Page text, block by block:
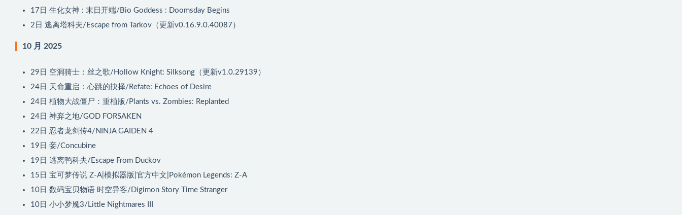
17日 生化女神 : 末日开端/Bio Goddess : Doomsday Begins
2日 逃离塔科夫/Escape from Tarkov（更新v0.16.9.0.40087）
10 月 2025
29日 空洞骑士：丝之歌/Hollow Knight: Silksong（更新v1.0.29139）
24日 天命重启：心跳的抉择/Refate: Echoes of Desire
24日 植物大战僵尸：重植版/Plants vs. Zombies: Replanted
24日 神弃之地/GOD FORSAKEN
22日 忍者龙剑传4/NINJA GAIDEN 4
19日 妾/Concubine
19日 逃离鸭科夫/Escape From Duckov
15日 宝可梦传说 Z-A|模拟器版|官方中文|Pokémon Legends: Z-A
10日 数码宝贝物语 时空异客/Digimon Story Time Stranger
10日 小小梦魇3/Little Nightmares III